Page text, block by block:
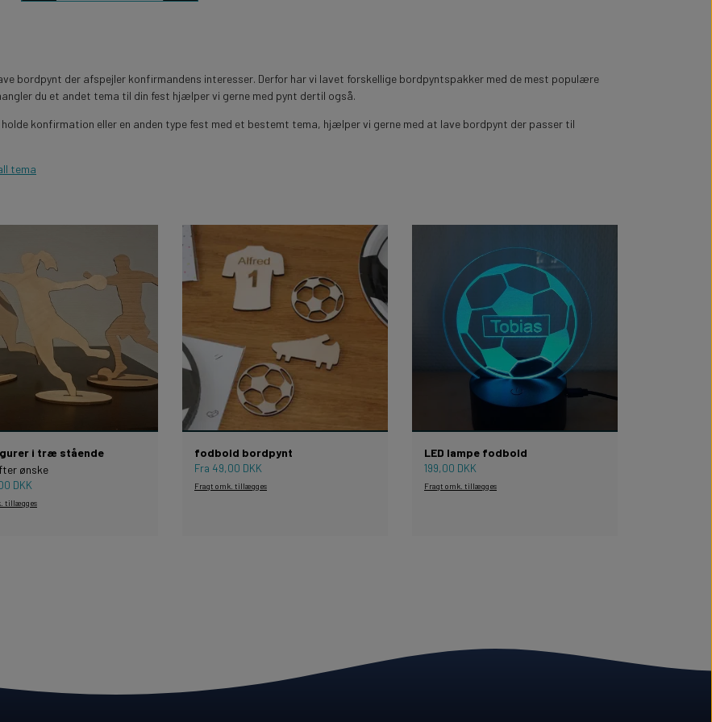
bordpynt der afspejler konfirmandens interesser. Derfor har vi lavet forskellige bordpyntspakker med de mest populære
du et andet tema til din fest hjælper vi gerne med pynt dertil også.
konfirmation eller en anden type fest med et bestemt tema, hjælper vi gerne med at lave bordpynt der passer til
tema
i træ stående
ønske
DKK
tillægges
fodbold bordpynt
Fra 49,00 DKK
Fragt omk. tillægges
LED lampe fodbold
199,00 DKK
Fragt omk. tillægges